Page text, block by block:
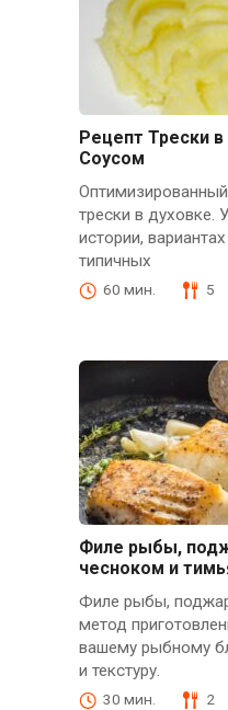
Рецепт Трески
Соусом
трески в духовке.
истории,
типичных
60 мин. 5
Филе рыбы,
чесноком и
Филе рыбы,
метод
вашему рыбному
и текстуру.
30 мин. 2